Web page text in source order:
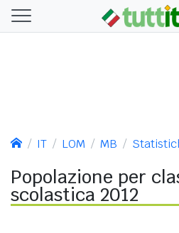
IT LOM MB
Popolazione per
scolastica 2012